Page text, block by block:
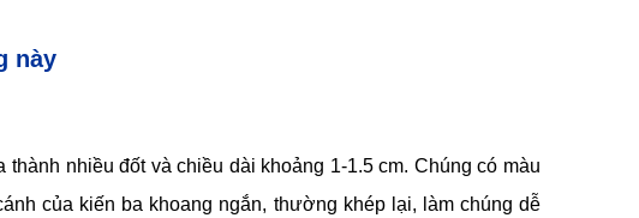
này
nhiều đốt và chiều dài khoảng 1-1.5 cm. Chúng có màu
của kiến ba khoang ngắn, thường khép lại, làm chúng dễ